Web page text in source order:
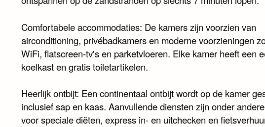
Comfortabele accommodaties: De kamers zijn voorzien van
airconditioning, privébadkamers en moderne voorzieningen
WiFi, flatscreen-tv's en parketvloeren. Elke kamer heeft een
koelkast en gratis toiletartikelen.
Heerlijk ontbijt: Een continentaal ontbijt wordt op de kamer
inclusief sap en kaas. Aanvullende diensten zijn onder
voor speciale diëten, express in- en uitchecken en